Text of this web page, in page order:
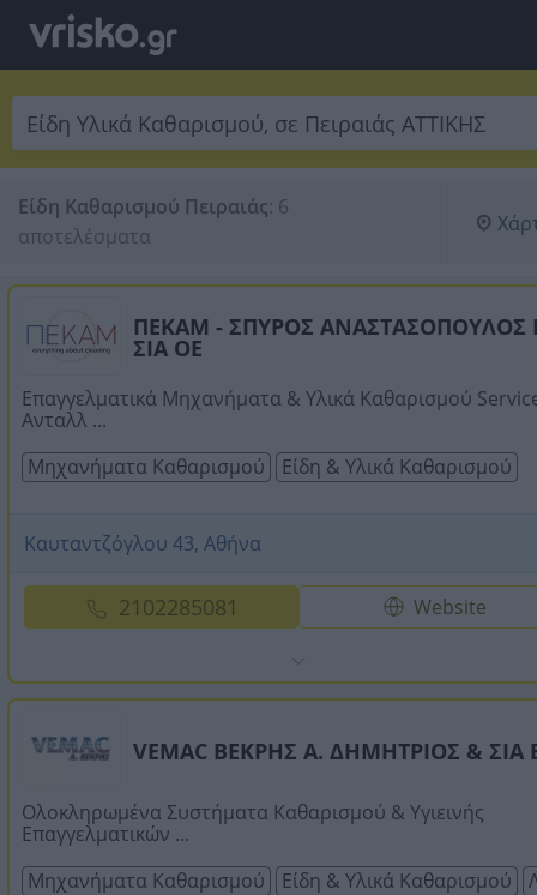
Είδη Καθαρισμού Πειραιάς: 6
αποτελέσματα
ΠΕΚΑΜ - ΣΠΥΡΟΣ ΑΝΑΣΤΑΣΟΠΟΥΛΟΣ
ΣΙΑ ΟΕ
Επαγγελματικά Μηχανήματα & Υλικά Καθαρισμού
Ανταλλ ...
Μηχανήματα Καθαρισμού
Είδη & Υλικά Καθαρισμού
Καυταντζόγλου 43, Αθήνα
2102285081 Website
VEMAC ΒΕΚΡΗΣ Α. ΔΗΜΗΤΡΙΟΣ & ΣΙΑ
Ολοκληρωμένα Συστήματα Καθαρισμού & Υγιεινής
Επαγγελματικών ...
Μηχανήματα Καθαρισμού
Είδη & Υλικά Καθαρισμού